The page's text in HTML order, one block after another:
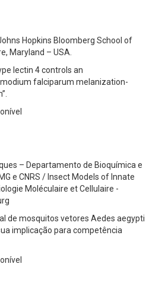
Hopkins Bloomberg School of
Maryland – USA.
lectin 4 controls an
falciparum melanization-
– Departamento de Bioquímica e
e CNRS / Insect Models of Innate
Moléculaire et Cellulaire -
de mosquitos vetores Aedes aegypti
implicação para competência